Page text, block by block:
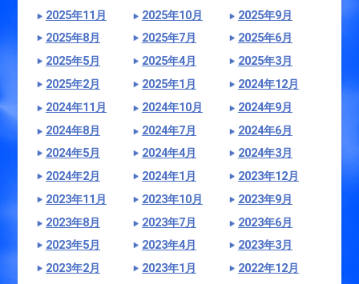
2025年11月
2025年10月
2025年9月
2025年8月
2025年7月
2025年6月
2025年5月
2025年4月
2025年3月
2025年2月
2025年1月
2024年12月
2024年11月
2024年10月
2024年9月
2024年8月
2024年7月
2024年6月
2024年5月
2024年4月
2024年3月
2024年2月
2024年1月
2023年12月
2023年11月
2023年10月
2023年9月
2023年8月
2023年7月
2023年6月
2023年5月
2023年4月
2023年3月
2023年2月
2023年1月
2022年12月